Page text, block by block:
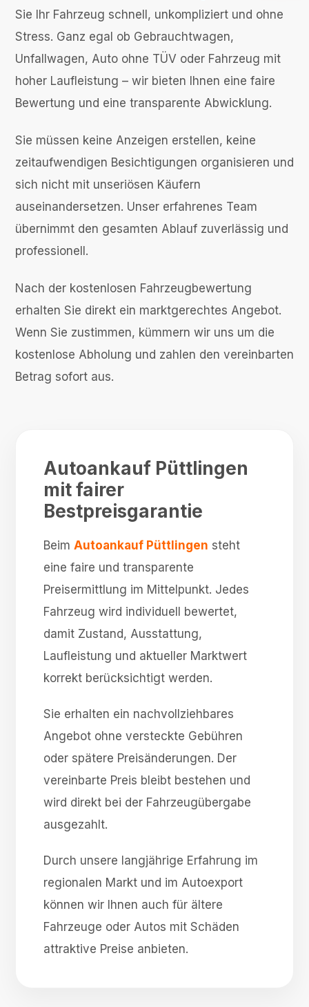
Sie Ihr Fahrzeug schnell, unkompliziert und ohne
Stress. Ganz egal ob Gebrauchtwagen,
Unfallwagen, Auto ohne TÜV oder Fahrzeug mit
hoher Laufleistung – wir bieten Ihnen eine faire
Bewertung und eine transparente Abwicklung.
Sie müssen keine Anzeigen erstellen, keine
zeitaufwendigen Besichtigungen organisieren und
sich nicht mit unseriösen Käufern
auseinandersetzen. Unser erfahrenes Team
übernimmt den gesamten Ablauf zuverlässig und
professionell.
Nach der kostenlosen Fahrzeugbewertung
erhalten Sie direkt ein marktgerechtes Angebot.
Wenn Sie zustimmen, kümmern wir uns um die
kostenlose Abholung und zahlen den vereinbarten
Betrag sofort aus.
Autoankauf Püttlingen
mit fairer
Bestpreisgarantie
Beim Autoankauf Püttlingen steht
eine faire und transparente
Preisermittlung im Mittelpunkt. Jedes
Fahrzeug wird individuell bewertet,
damit Zustand, Ausstattung,
Laufleistung und aktueller Marktwert
korrekt berücksichtigt werden.
Sie erhalten ein nachvollziehbares
Angebot ohne versteckte Gebühren
oder spätere Preisänderungen. Der
vereinbarte Preis bleibt bestehen und
wird direkt bei der Fahrzeugübergabe
ausgezahlt.
Durch unsere langjährige Erfahrung im
regionalen Markt und im Autoexport
können wir Ihnen auch für ältere
Fahrzeuge oder Autos mit Schäden
attraktive Preise anbieten.